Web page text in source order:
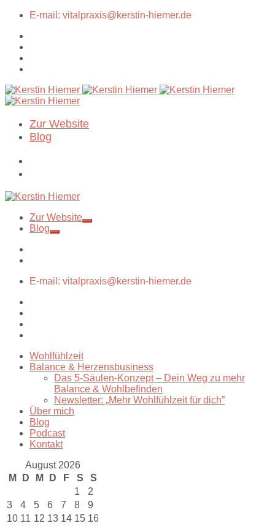
E-mail: vitalpraxis@kerstin-hiemer.de
Zur Website
Blog
Zur Website
Blog
E-mail: vitalpraxis@kerstin-hiemer.de
Wohlfühlzeit
Balance & Herzensbusiness
Das 5-Säulen-Konzept – Dein Weg zu mehr
Balance & Wohlbefinden
Newsletter: „Mehr Wohlfühlzeit für dich”
Über mich
Blog
Podcast
Kontakt
August 2026
M
D M D F S
S
1
2
3
4 5 6 7 8
9
10 11 12 13 14 15 16